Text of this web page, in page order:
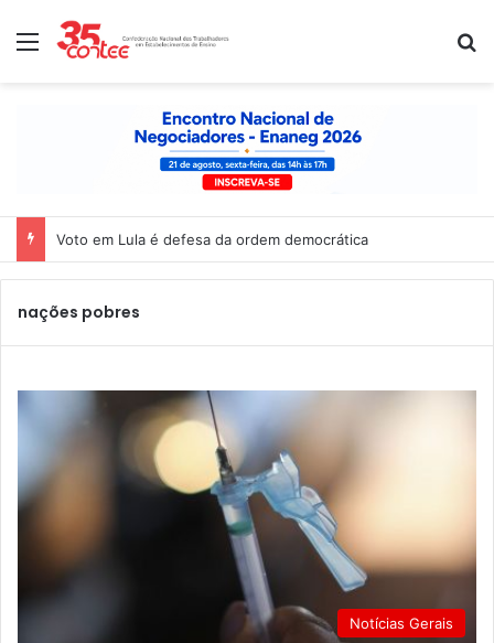
Menu
Voto em Lula é defesa da ordem democrática
nações pobres
Notícias Gerais